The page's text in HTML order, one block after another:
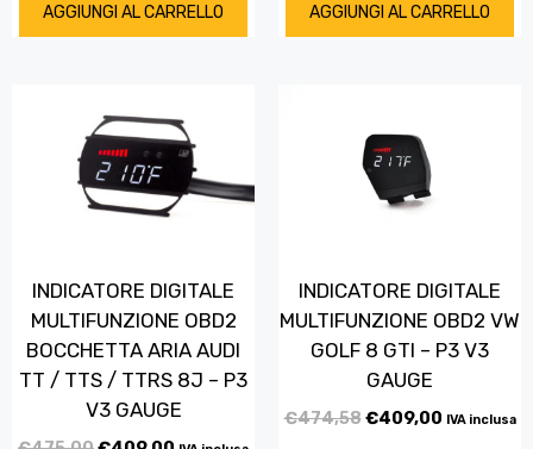
AGGIUNGI AL CARRELLO AGGIUNGI AL CARRELLO
INDICATORE DIGITALE
MULTIFUNZIONE OBD2
BOCCHETTA ARIA AUDI
TT / TTS / TTRS 8J – P3
V3 GAUGE
INDICATORE DIGITALE
MULTIFUNZIONE OBD2 VW
GOLF 8 GTI – P3 V3
GAUGE
€474,58€409,00 IVA inclusa